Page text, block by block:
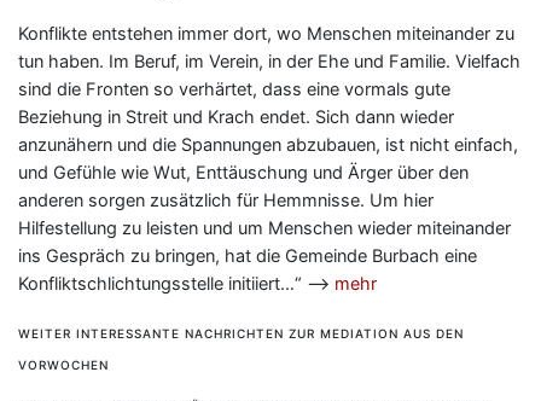
Konflikte entstehen immer dort, wo Menschen miteinander zu
tun haben. Im Beruf, im Verein, in der Ehe und Familie. Vielfach
sind die Fronten so verhärtet, dass eine vormals gute
Beziehung in Streit und Krach endet. Sich dann wieder
anzunähern und die Spannungen abzubauen, ist nicht einfach,
und Gefühle wie Wut, Enttäuschung und Ärger über den
anderen sorgen zusätzlich für Hemmnisse. Um hier
Hilfestellung zu leisten und um Menschen wieder miteinander
ins Gespräch zu bringen, hat die Gemeinde Burbach eine
Konfliktschlichtungsstelle initiiert…“ —> mehr
WEITER INTERESSANTE NACHRICHTEN ZUR MEDIATION AUS DEN
VORWOCHEN